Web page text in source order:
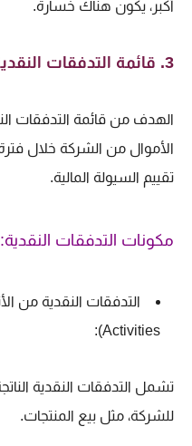
أكبر، يكون هناك خسارة.
3. قائمة التدفقات النقدية (Cash Flow Statement)
الهدف من قائمة التدفقات
الأموال من الشركة خلال
تقييم السيولة المالية.
مكونات التدفقات النقدية:
Activities):
تشمل التدفقات النقدية
للشركة، مثل بيع المنتجات.